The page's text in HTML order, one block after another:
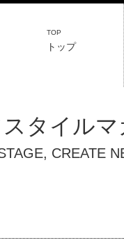
TOP
トップ
タイル
CREATE